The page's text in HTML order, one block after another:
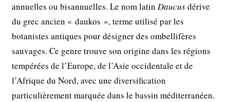
annuelles ou bisannuelles. Le nom latinDaucusdérive
du grec ancien « daukos », terme utilisé par les
botanistes antiques pour désigner des ombellifères
sauvages. Ce genre trouve son origine dans les régions
tempérées de l’Europe, de l’Asie occidentale et de
l’Afrique du Nord, avec une diversification
particulièrement marquée dans le bassin méditerranéen.